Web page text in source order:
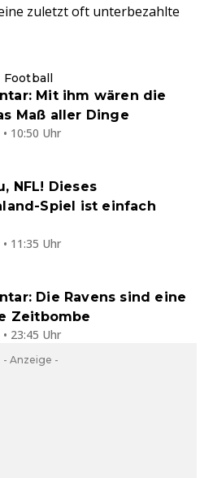
zuletzt oft unterbezahlte
Football
Mit ihm wären die
Maß aller Dinge
10:50 Uhr
NFL! Dieses
Spiel ist einfach
11:35 Uhr
Die Ravens sind eine
Zeitbombe
23:45 Uhr
- Anzeige -